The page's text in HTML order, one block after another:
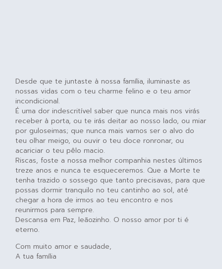
Desde que te juntaste à nossa família, iluminaste as
nossas vidas com o teu charme felino e o teu amor
incondicional.
É uma dor indescritível saber que nunca mais nos virás
receber à porta, ou te irás deitar ao nosso lado, ou miar
por guloseimas; que nunca mais vamos ser o alvo do
teu olhar meigo, ou ouvir o teu doce ronronar, ou
acariciar o teu pêlo macio.
Riscas, foste a nossa melhor companhia nestes últimos
treze anos e nunca te esqueceremos. Que a Morte te
tenha trazido o sossego que tanto precisavas, para que
possas dormir tranquilo no teu cantinho ao sol, até
chegar a hora de irmos ao teu encontro e nos
reunirmos para sempre.
Descansa em Paz, leãozinho. O nosso amor por ti é
eterno.
Com muito amor e saudade,
A tua família